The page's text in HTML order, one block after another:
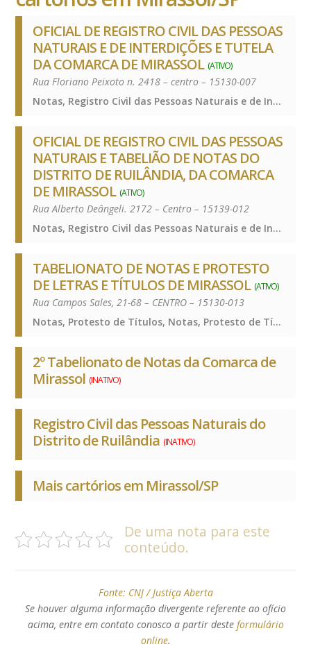
OFICIAL DE REGISTRO CIVIL DAS PESSOAS
NATURAIS E DE INTERDIÇÕES E TUTELA
DA COMARCA DE MIRASSOL (ATIVO)
Rua Floriano Peixoto n. 2418 – centro – 15130-007
Notas, Registro Civil das Pessoas Naturais e de Interdições e Tutelas, Notas, Registro Civil das Pessoas Naturais e de Interdições e Tutelas, Notas, Registro Civil das Pessoas Naturais e de Interdições e Tutelas
OFICIAL DE REGISTRO CIVIL DAS PESSOAS
NATURAIS E TABELIÃO DE NOTAS DO
DISTRITO DE RUILÂNDIA, DA COMARCA
DE MIRASSOL (ATIVO)
Rua Alberto Deângeli. 2172 – Centro – 15139-012
Notas, Registro Civil das Pessoas Naturais e de Interdições e Tutelas, Notas, Registro Civil das Pessoas Naturais e de Interdições e Tutelas, Notas, Registro Civil das Pessoas Naturais e de Interdições e Tutelas
TABELIONATO DE NOTAS E PROTESTO
DE LETRAS E TÍTULOS DE MIRASSOL (ATIVO)
Rua Campos Sales, 21-68 – CENTRO – 15130-013
Notas, Protesto de Títulos, Notas, Protesto de Títulos, Notas, Protesto de Títulos
2º Tabelionato de Notas da Comarca de
Mirassol (INATIVO)
Registro Civil das Pessoas Naturais do
Distrito de Ruilândia (INATIVO)
Mais cartórios em Mirassol/SP
De uma nota para este
conteúdo.
Fonte: CNJ / Justiça Aberta
Se houver alguma informação divergente referente ao ofício
acima, entre em contato conosco a partir deste formulário
online.